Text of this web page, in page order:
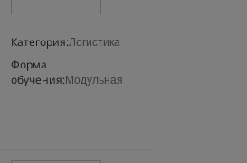
Категория:Логистика
Форма
обучения: Модульная